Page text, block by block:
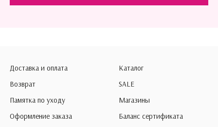
Доставка и оплата
Возврат
Памятка по уходу
Оформление заказа
Каталог
SALE
Магазины
Баланс сертификата